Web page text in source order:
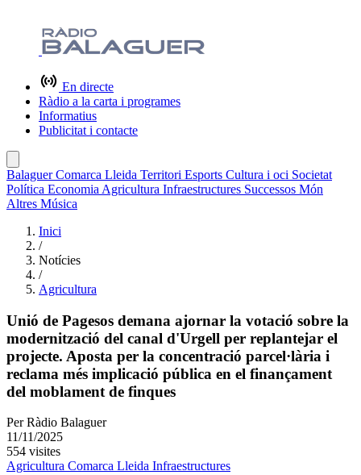
En directe
Ràdio a la carta i programes
Informatius
Publicitat i contacte
BalaguerComarca Lleida Territori Esports Cultura i oci Societat
Política Economia Agricultura Infraestructures Successos Món
Altres Música
Inici
/
Notícies
/
Agricultura
Unió de Pagesos demana ajornar la votació sobre la
modernització del canal d'Urgell per replantejar el
projecte. Aposta per la concentració parcel·lària i
reclama més implicació pública en el finançament
del moblament de finques
Per Ràdio Balaguer
11/11/2025
554 visites
Agricultura Comarca Lleida Infraestructures